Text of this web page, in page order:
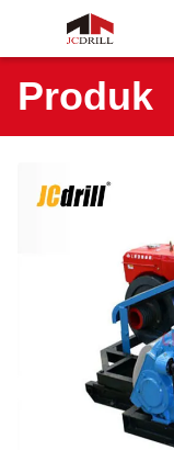
Produk